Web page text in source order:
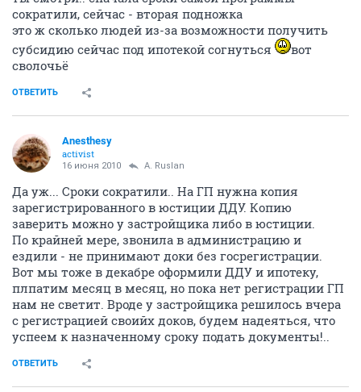
сократили, сейчас - вторая подножка
это ж сколько людей из-за возможности получить
субсидию сейчас под ипотекой согнуться
вот
сволочьё
ОТВЕТИТЬ
Anesthesy
activist
16 июня 2010 A. Ruslan
Да уж... Сроки сократили.. На ГП нужна копия
зарегистрированного в юстиции ДДУ. Копию
заверить можно у застройщика либо в юстиции.
По крайней мере, звонила в администрацию и
ездили - не принимают доки без госрегистрации.
Вот мы тоже в декабре оформили ДДУ и ипотеку,
плпатим месяц в месяц, но пока нет регистрации ГП
нам не светит. Вроде у застройщика решилось вчера
с регистрацией своийх доков, будем надеяться, что
успеем к назначенному сроку подать документы!..
ОТВЕТИТЬ